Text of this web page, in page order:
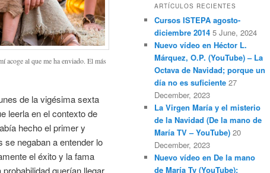
acoge al que me ha enviado. El más
de la vigésima sexta
leerla en el contexto de
hecho el primer y
se negaban a entender lo
el éxito y la fama
ARTÍCULOS RECIENTES
Cursos ISTEPA agosto-
diciembre 2014 5 June, 2024
Nuevo vídeo en Héctor L.
Márquez, O.P. (YouTube) – La
Octava de Navidad; porque un
día no es suficiente 27
December, 2023
La Virgen María y el misterio
de la Navidad (De la mano de
María TV – YouTube) 20
December, 2023
Nuevo vídeo en De la mano
de María Tv (YouTube):